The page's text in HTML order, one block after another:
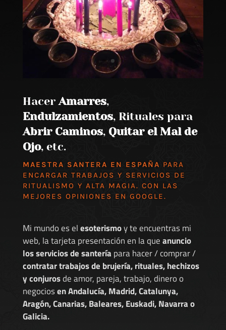
Hacer Amarres,
Endulzamientos, Rituales para
Abrir Caminos, Quitar el Mal de
Ojo, etc.
MAESTRA SANTERA EN ESPAÑA PARA
ENCARGAR TRABAJOS Y SERVICIOS DE
RITUALISMO Y ALTA MAGIA. CON LAS
MEJORES OPINIONES EN GOOGLE.
Mi mundo es elesoterismoy te encuentras mi
web, la tarjeta presentación en la queanuncio
los servicios de santería para hacer / comprar /
contratar trabajos de brujería, rituales, hechizos
y conjurosde amor, pareja, trabajo, dinero o
negociosen Andalucía, Madrid, Catalunya,
Aragón, Canarias, Baleares, Euskadi, Navarra o
Galicia.